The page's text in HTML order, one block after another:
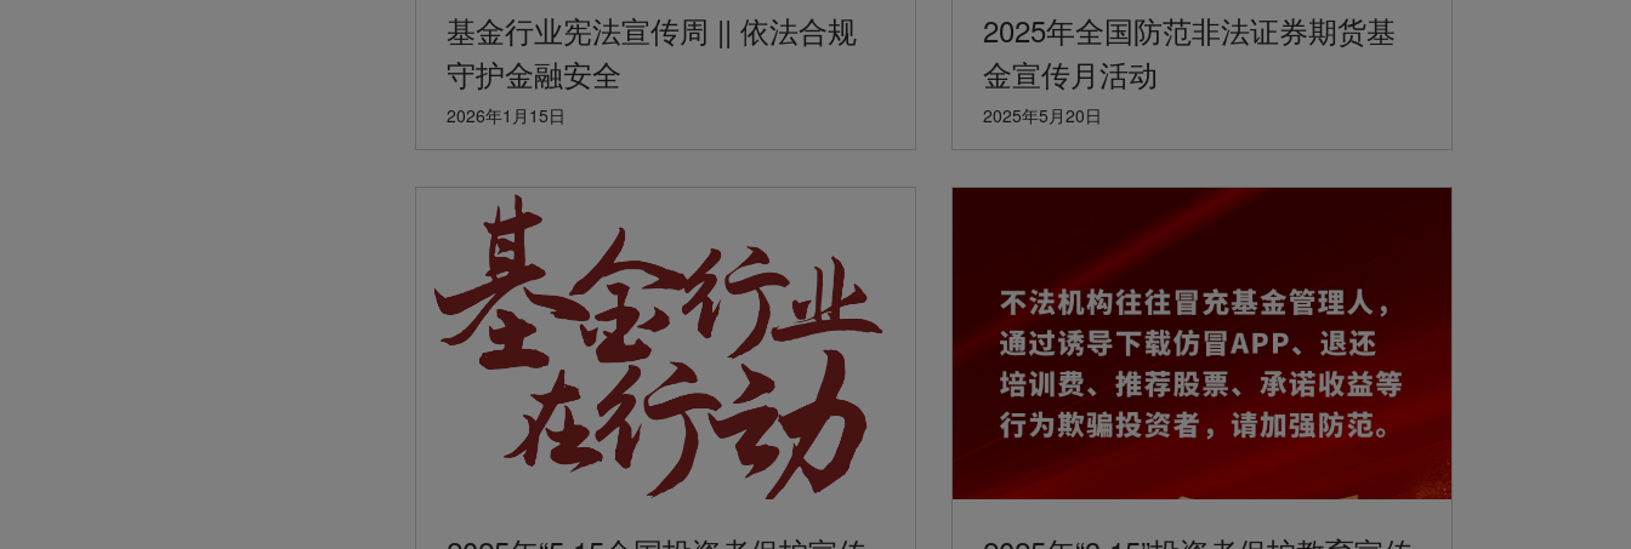
基金行业宪法宣传周 || 依法合规
守护金融安全
2026年1月15日
2025年全国防范非法证券期货基
金宣传月活动
2025年5月20日